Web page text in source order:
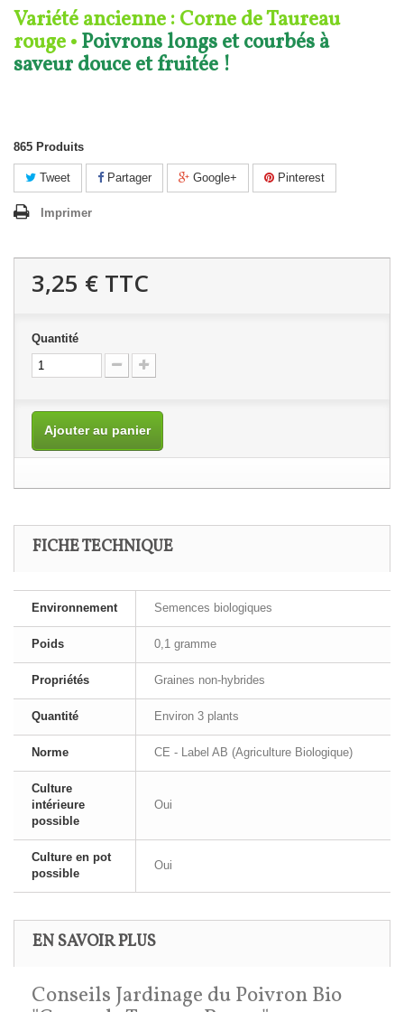
Variété ancienne : Corne de Taureau
rouge•Poivrons longs et courbés à
saveur douce et fruitée !
865 Produits
Tweet Partager Google+ Pinterest
Imprimer
3,25 € TTC
Quantité
Ajouter au panier
FICHE TECHNIQUE
Environnement Semences biologiques
Poids 0,1 gramme
Propriétés Graines non-hybrides
Quantité Environ 3 plants
Norme CE - Label AB (Agriculture Biologique)
Culture
intérieure
possible
Oui
Culture en pot
possible
Oui
EN SAVOIR PLUS
Conseils Jardinage du Poivron Bio